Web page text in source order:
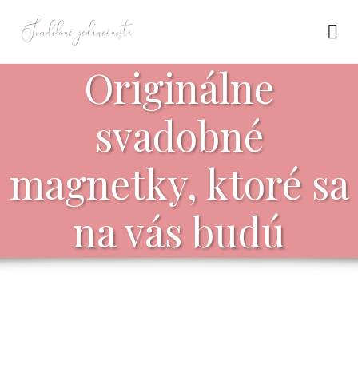
Originálne
svadobné
magnetky, ktoré sa
na vás budú
podobať.